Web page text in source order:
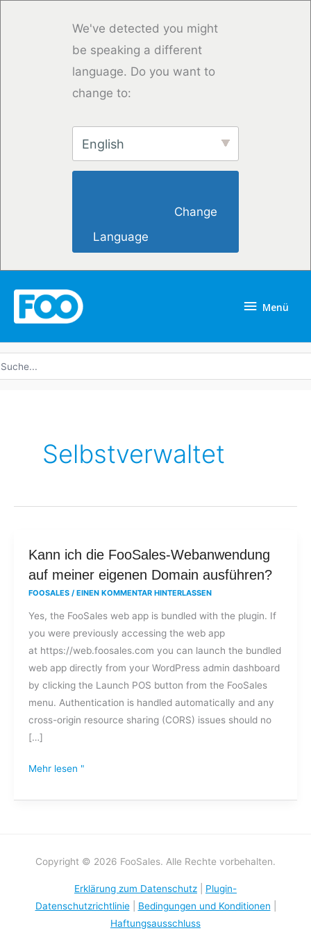
We've detected you might
be speaking a different
language. Do you want to
change to:
English
Language
Menü
Selbstverwaltet
Kann ich die FooSales-Webanwendung
auf meiner eigenen Domain ausführen?
FOOSALES / EINEN KOMMENTAR HINTERLASSEN
Yes, the FooSales web app is bundled with the plugin. If
you were previously accessing the web app
at https://web.foosales.com you can launch the bundled
web app directly from your WordPress admin dashboard
by clicking the Launch POS button from the FooSales
menu. Authentication is handled automatically and any
cross-origin resource sharing (CORS) issues should no
[…]
Kann
ich
Webanwendung
auf
meiner
eigenen
Domain
ausführen?
Mehr lesen "
Copyright © 2026 FooSales. Alle Rechte vorbehalten.
Erklärung zum Datenschutz
Plugin-
Datenschutzrichtlinie| Bedingungen und Konditionen
Haftungsausschluss